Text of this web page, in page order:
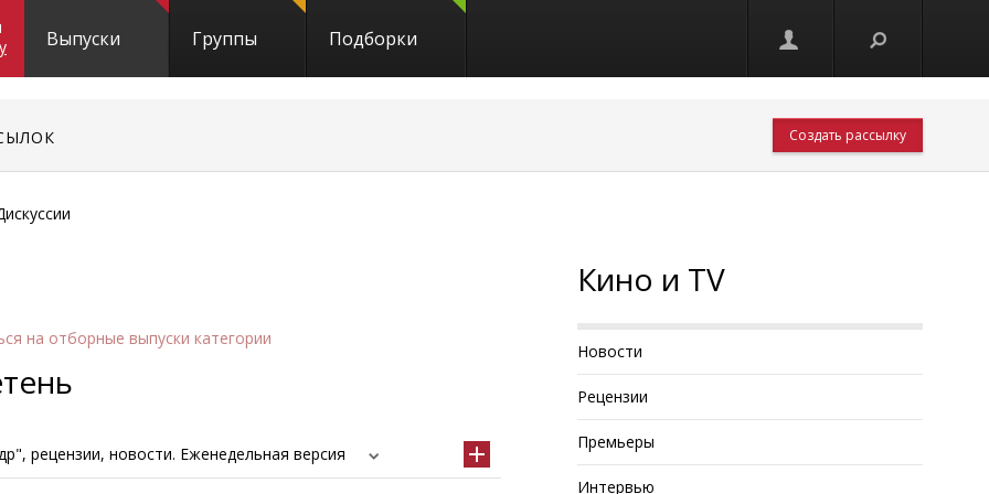
Выпуски Группы Подборки
Создать рассылку
на отборные выпуски категории
рецензии, новости. Еженедельная версия
Кино и TV
Новости
Рецензии
Премьеры
Интервью